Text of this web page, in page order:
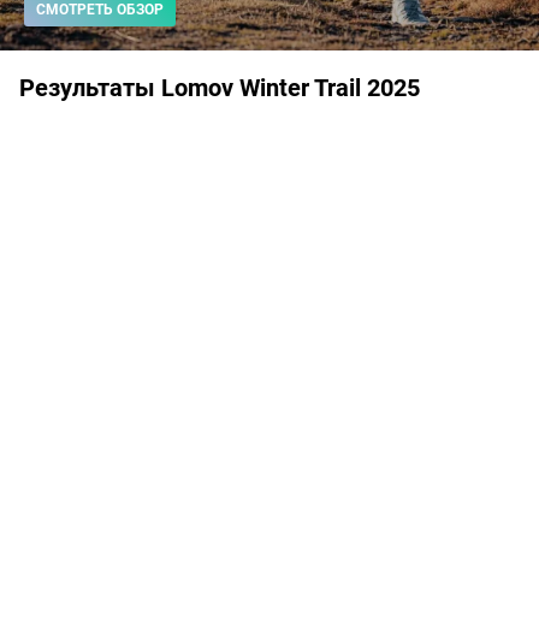
СМОТРЕТЬ ОБЗОР
Результаты Lomov Winter Trail 2025